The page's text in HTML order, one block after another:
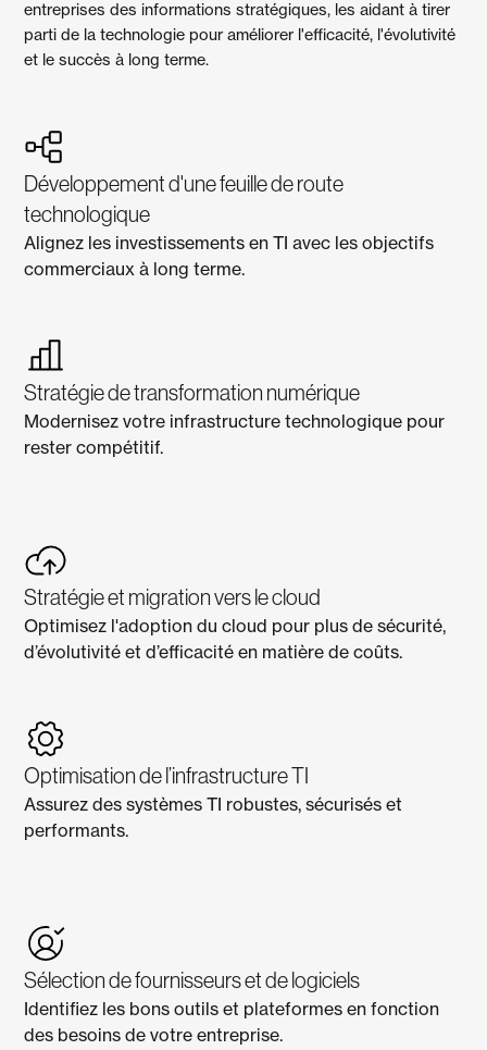
entreprises des informations stratégiques, les aidant à tirer
parti de la technologie pour améliorer l'efficacité, l'évolutivité
et le succès à long terme.
Développement d'une feuille de route
technologique
Alignez les investissements en TI avec les objectifs
commerciaux à long terme.
Stratégie de transformation numérique
Modernisez votre infrastructure technologique pour
rester compétitif.
Stratégie et migration vers le cloud
Optimisez l'adoption du cloud pour plus de sécurité,
d’évolutivité et d’efficacité en matière de coûts.
Optimisation de l’infrastructure TI
Assurez des systèmes TI robustes, sécurisés et
performants.
Sélection de fournisseurs et de logiciels
Identifiez les bons outils et plateformes en fonction
des besoins de votre entreprise.